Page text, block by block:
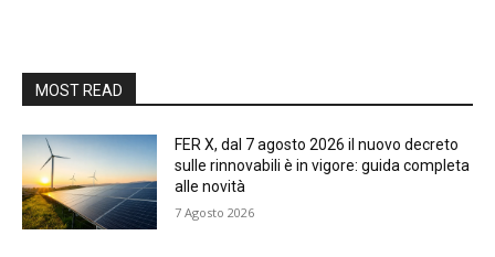
MOST READ
FER X, dal 7 agosto 2026 il nuovo decreto
sulle rinnovabili è in vigore: guida completa
alle novità
7 Agosto 2026